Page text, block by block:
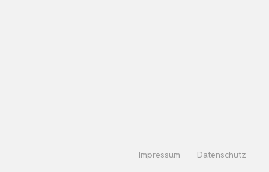
Impressum Datenschutz